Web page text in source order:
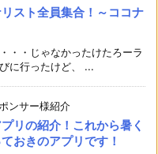
スト全員集合！～ココナ
・・じゃなかったけたろーラ
に行ったけど、 ...
ンサー様紹介
リの紹介！これから暑く
おきのアプリです！